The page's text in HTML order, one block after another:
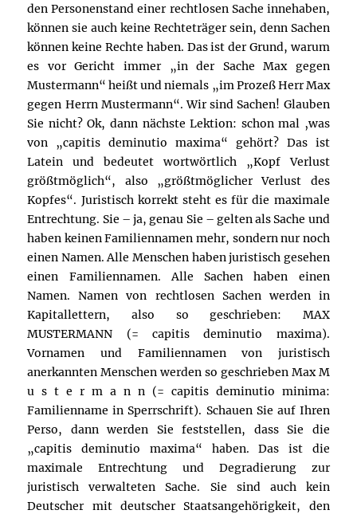
den Personenstand einer rechtlosen Sache innehaben,
können sie auch keine Rechteträger sein, denn Sachen
können keine Rechte haben. Das ist der Grund, warum
es vor Gericht immer „in der Sache Max gegen
Mustermann“ heißt und niemals „im Prozeß Herr Max
gegen Herrn Mustermann“. Wir sind Sachen! Glauben
Sie nicht? Ok, dann nächste Lektion: schon mal ‚was
von „capitis deminutio maxima“ gehört? Das ist
Latein und bedeutet wortwörtlich „Kopf Verlust
größtmöglich“, also „größtmöglicher Verlust des
Kopfes“. Juristisch korrekt steht es für die maximale
Entrechtung. Sie – ja, genau Sie – gelten als Sache und
haben keinen Familiennamen mehr, sondern nur noch
einen Namen. Alle Menschen haben juristisch gesehen
einen Familiennamen. Alle Sachen haben einen
Namen. Namen von rechtlosen Sachen werden in
Kapitallettern, also so geschrieben: MAX
MUSTERMANN (= capitis deminutio maxima).
Vornamen und Familiennamen von juristisch
anerkannten Menschen werden so geschrieben Max M
u s t e r m a n n (= capitis deminutio minima:
Familienname in Sperrschrift). Schauen Sie auf Ihren
Perso, dann werden Sie feststellen, dass Sie die
„capitis deminutio maxima“ haben. Das ist die
maximale Entrechtung und Degradierung zur
juristisch verwalteten Sache. Sie sind auch kein
Deutscher mit deutscher Staatsangehörigkeit, den